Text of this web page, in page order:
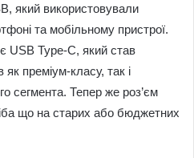
який використовували
та мобільному пристрої.
USB Type-C, який став
преміум-класу, так і
сегмента. Тепер же роз’єм
що на старих або бюджетних